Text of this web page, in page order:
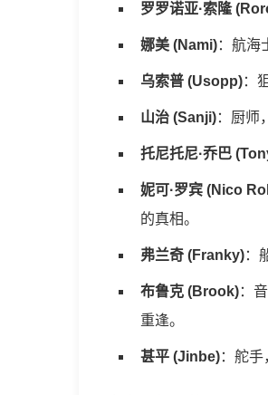
罗罗诺亚·索隆
娜美 (Nami)：航海
乌索普 (Usopp)：
山治 (Sanji)：厨师
托尼托尼·乔巴
妮可·罗宾 (Nico
的真相。
弗兰奇 (Franky)：
布鲁克 (Brook)：
重逢。
甚平 (Jinbe)：舵